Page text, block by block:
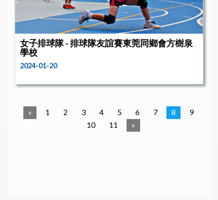
女子排球隊 - 排球隊友誼賽東莞同鄉會方樹泉
學校
2024-01-20
« 1 2 3 4 5 6 7 8
9
10
11 »